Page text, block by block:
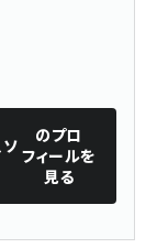
ソ
のプロ
フィールを
見る